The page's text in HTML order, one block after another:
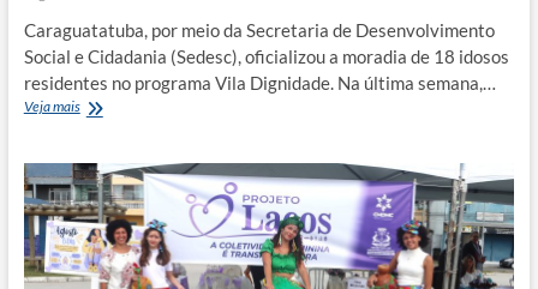
Caraguatatuba, por meio da Secretaria de Desenvolvimento
Social e Cidadania (Sedesc), oficializou a moradia de 18 idosos
residentes no programa Vila Dignidade. Na última semana,…
Veja maisIdosos
de
vulnerabilidade
recebem
moradia
em
Caraguatatuba